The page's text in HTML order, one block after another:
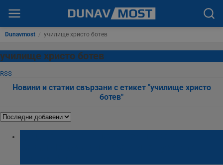
Dunavmost / училище христо ботев
училище христо ботев
RSS
Новини и статии свързани с етикет "училище христо
ботев"